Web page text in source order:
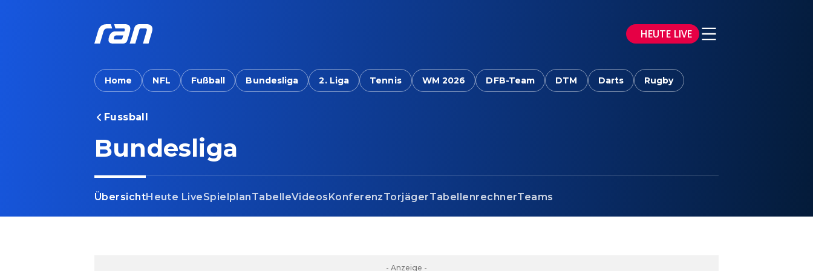
HEUTE LIVE
Home NFL Fußball Bundesliga 2. Liga Tennis WM 2026 DFB-Team DTM Darts Rugby
Fussball
Bundesliga
ÜbersichtHeute LiveSpielplanTabelleVideosKonferenzTorjägerTabellenrechnerTeams
- Anzeige -